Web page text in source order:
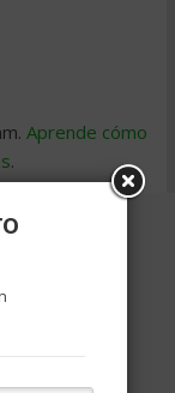
Aprende cómo
.